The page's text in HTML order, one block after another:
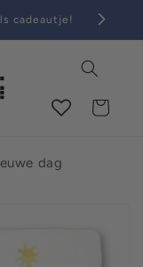
cadeautje!
Winkelwagen
dag